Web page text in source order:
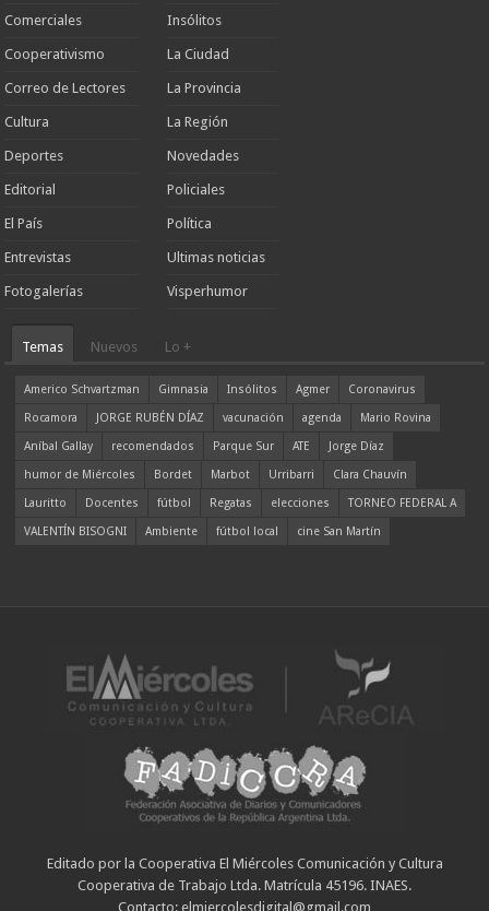
Comerciales
Cooperativismo
Correo de Lectores
Cultura
Deportes
Editorial
El País
Entrevistas
Fotogalerías
Insólitos
La Ciudad
La Provincia
La Región
Novedades
Policiales
Política
Ultimas noticias
Visperhumor
Temas Nuevos Lo +
Americo Schvartzman Gimnasia Insólitos Agmer
Coronavirus
Rocamora
JORGE RUBÉN DÍAZ vacunación agenda
Mario Rovina
Aníbal Gallay
recomendados Parque Sur ATE
Jorge Díaz
humor de Miércoles
Bordet Marbot Urribarri
Clara Chauvín
Lauritto
Docentes fútbol Regatas elecciones
TORNEO FEDERAL A
VALENTÍN BISOGNI
Ambiente fútbol local cine San Martín
Editado por la Cooperativa El Miércoles Comunicación y Cultura
Cooperativa de Trabajo Ltda. Matrícula 45196. INAES.
Contacto: elmiercolesdigital@gmail.com